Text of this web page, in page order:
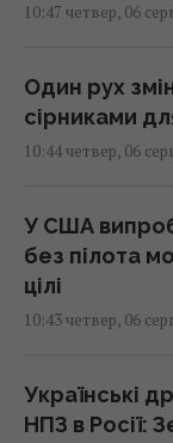
10:47 четвер, 06
Один рух
сірниками
10:44 четвер, 06
У США
без пілота
цілі
10:43 четвер, 06
Українські
НПЗ в Росії: